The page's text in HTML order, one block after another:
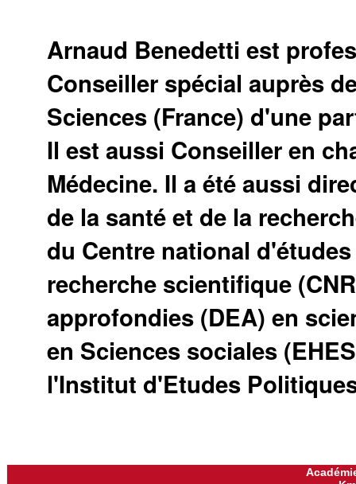
Arnaud Benedetti est
Conseiller spécial auprès
Sciences (France) d'une
Il est aussi Conseiller en
Médecine. Il a été aussi
de la santé et de la
du Centre national
recherche scientifique
approfondies (DEA) en
en Sciences sociales
l'Institut d'Etudes